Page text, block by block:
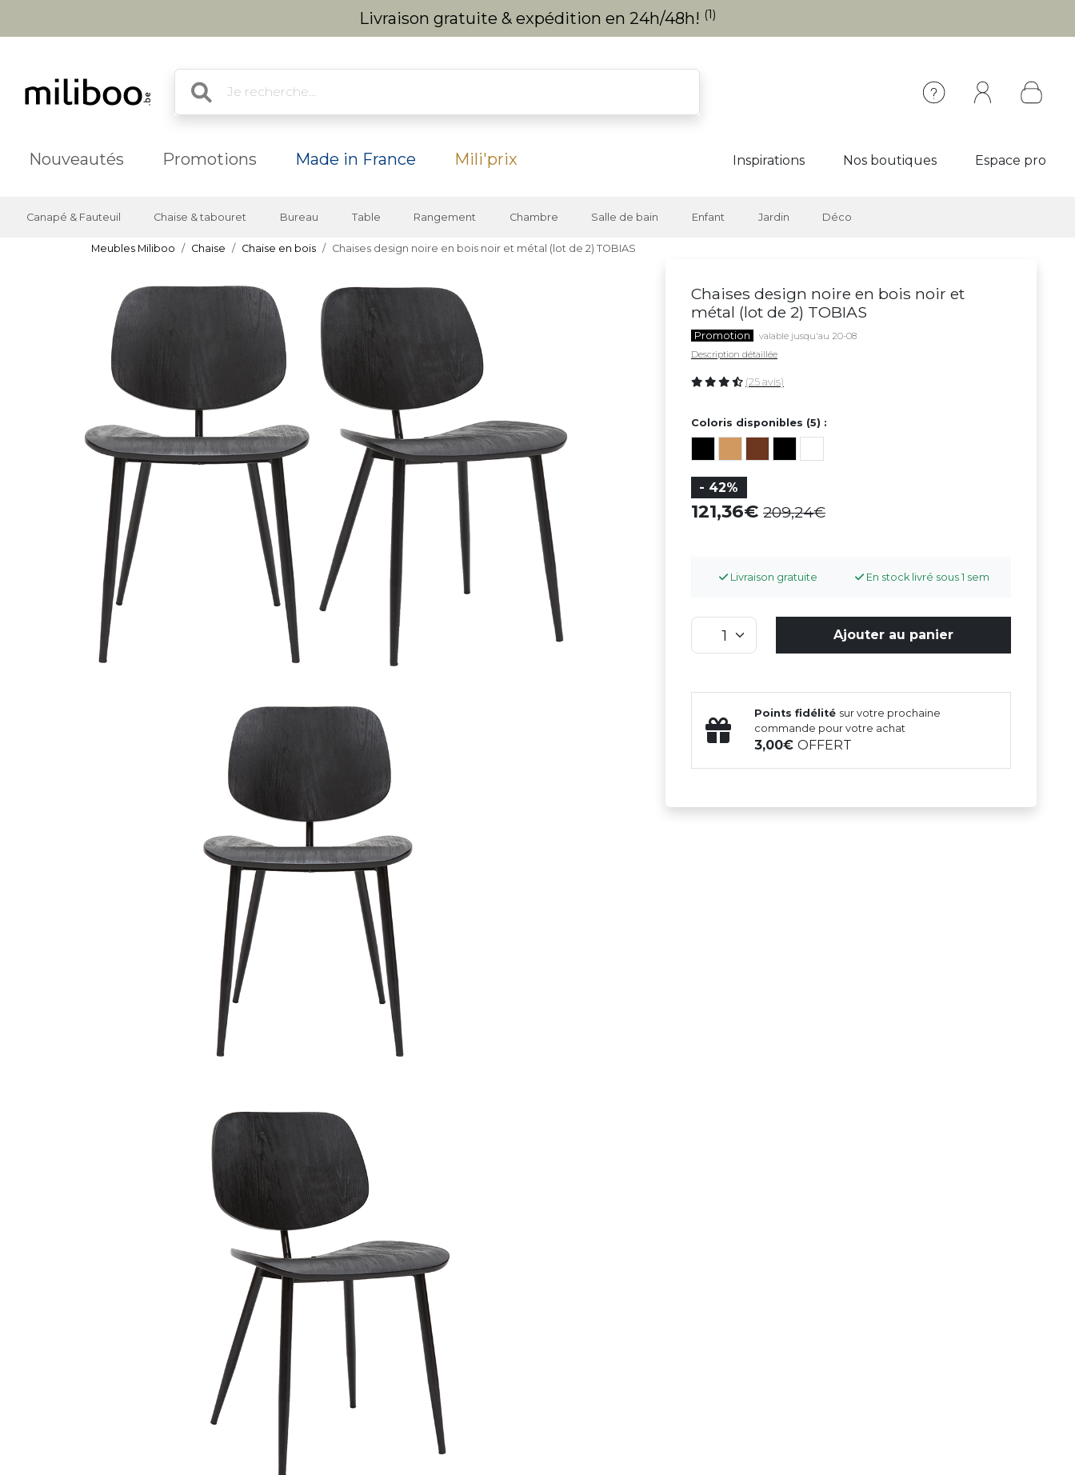
Livraison gratuite & expédition en 24h/48h! (1)
Nouveautés Promotions Made in France Mili'prix Inspirations Nos boutiques Espace pro
Canapé & Fauteuil Chaise & tabouret Bureau Table Rangement Chambre Salle de bain Enfant Jardin Déco
Meubles Miliboo Chaise Chaise en bois Chaises design noire en bois noir et métal (lot de 2) TOBIAS
Chaises design noire en bois noir et
métal (lot de 2) TOBIAS
Promotion
valable jusqu'au 20-08
Description détaillée
(25 avis)
Coloris disponibles (5) :
- 42%
121,36 209,24
Livraison gratuite En stock livré sous 1 sem
Ajouter au panier
Points fidélité sur votre prochaine
commande pour votre achat
3,00OFFERT